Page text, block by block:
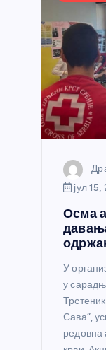
јул
Осма
У
у
Сава”,
редовна